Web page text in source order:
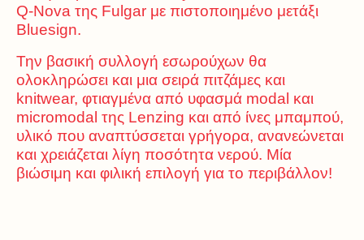
Q-Nova της Fulgar με πιστοποιημένο μετάξι
Bluesign.
Την βασική συλλογή εσωρούχων θα
ολοκληρώσει και μια σειρά πιτζάμες και
knitwear, φτιαγμένα από υφασμά modal και
micromodal της Lenzing και από ίνες μπαμπού,
υλικό που αναπτύσσεται γρήγορα, ανανεώνεται
και χρειάζεται λίγη ποσότητα νερού. Μία
βιώσιμη και φιλική επιλογή για το περιβάλλον!